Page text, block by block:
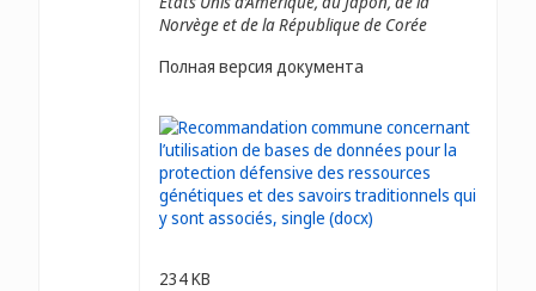
Norvège et de la République de Corée
Полная версия документа
234 KB